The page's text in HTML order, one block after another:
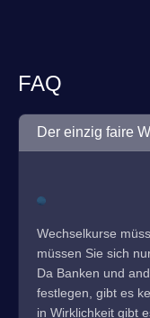
FAQ
Der einzig faire
Wechselkurse
müssen Sie sich
Da Banken und
festlegen, gibt es
in Wirklichkeit gibt